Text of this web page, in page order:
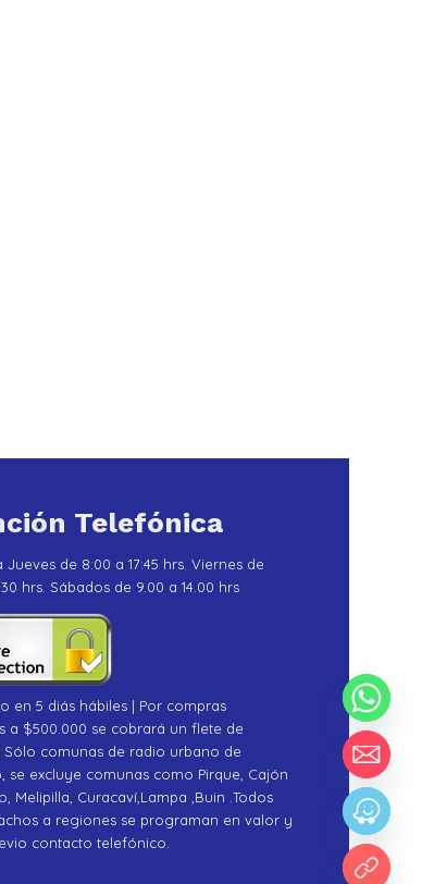
Telefónica
Jueves de 8:00 a 17:45 hrs. Viernes de
hrs. Sábados de 9.00 a 14.00 hrs
en 5 diás hábiles | Por compras
a $500.000 se cobrará un flete de
Sólo comunas de radio urbano de
se excluye comunas como Pirque, Cajón
Melipilla, Curacaví,Lampa ,Buin .Todos
a regiones se programan en valor y
contacto telefónico.
chaty